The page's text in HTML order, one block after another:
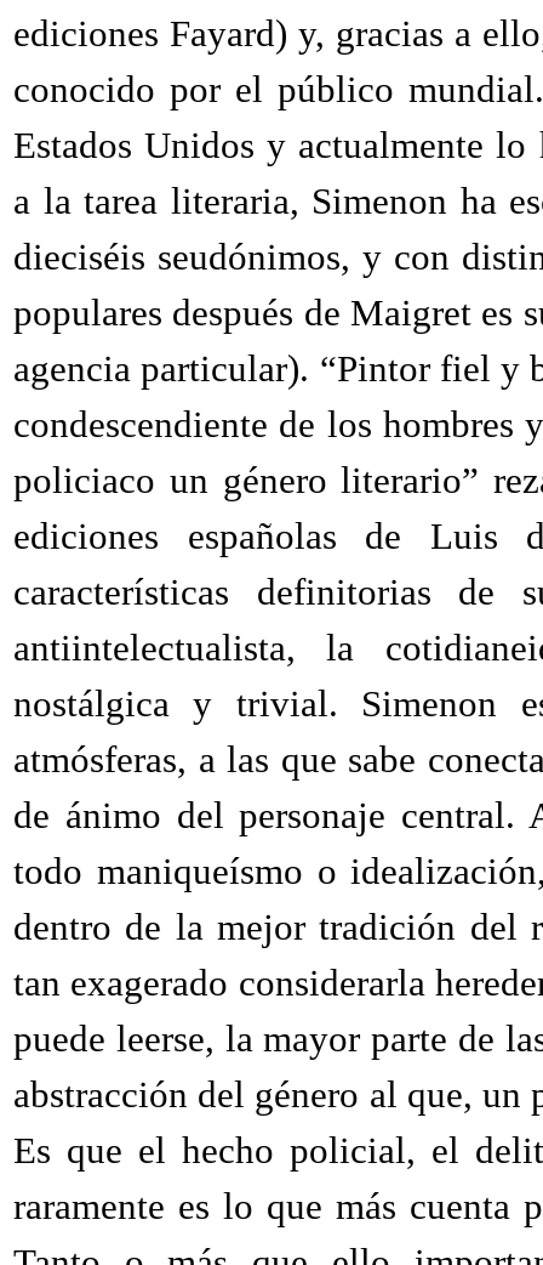
ediciones Fayard) y, gracias a
conocido por el público
Estados Unidos y actualmente
a la tarea literaria, Simenon ha
dieciséis seudónimos, y con
populares después de Maigret es
agencia particular). “Pintor fiel y
condescendiente de los hombres
policiaco un género literario”
ediciones españolas de Luis
características definitorias de
antiintelectualista, la
nostálgica y trivial. Simenon
atmósferas, a las que sabe
de ánimo del personaje central.
todo maniqueísmo o
dentro de la mejor tradición del
tan exagerado considerarla here
puede leerse, la mayor parte de
abstracción del género al que, un
Es que el hecho policial, el
raramente es lo que más cuenta